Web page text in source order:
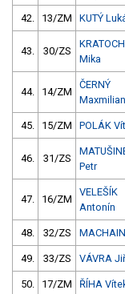
42. 13/ZM KUTÝ
43. 30/ZS
Mika
44. 14/ZM
ČERNÝ
Maxmilian
45. 15/ZM POLÁK Vít
46. 31/ZS
Petr
47. 16/ZM
VELEŠÍK
Antonín
48. 32/ZS
49. 33/ZS VÁVRA
50. 17/ZM ŘÍHA